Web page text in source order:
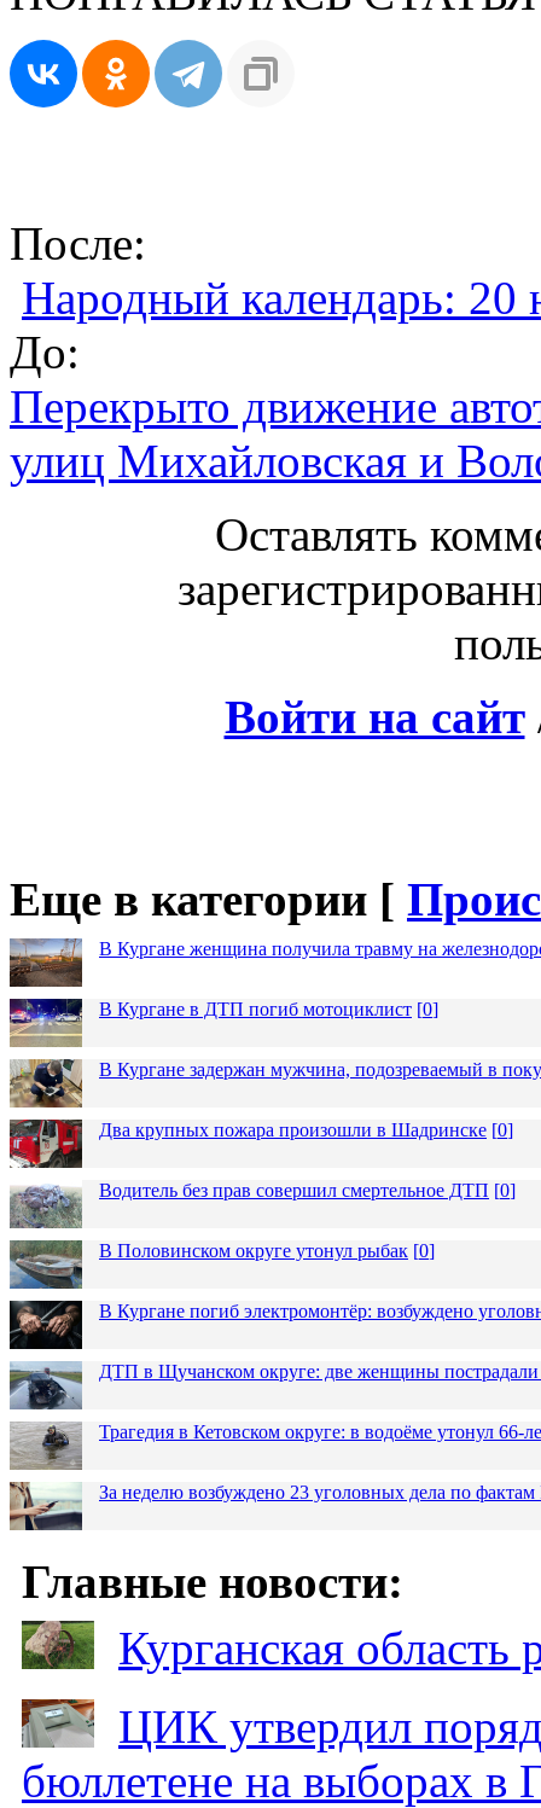
После:
Народный календарь: 20
До:
Перекрыто движение
улиц Михайловская и
Оставлять
Войти на сайт
Еще в категории [
В Кургане женщина получила травму на
В Кургане в ДТП погиб мотоциклист [0]
В Кургане задержан мужчина, подозреваемый в
Два крупных пожара произошли в Шадринске [0]
Водитель без прав совершил смертельное ДТП [0]
В Половинском округе утонул рыбак [0]
В Кургане погиб электромонтёр: возбуждено
ДТП в Щучанском округе: две женщины пострадали
Трагедия в Кетовском округе: в водоёме утонул 66-
За неделю возбуждено 23 уголовных дела по
Главные новости:
Курганская
ЦИК утвердил
бюллетене на выборах в